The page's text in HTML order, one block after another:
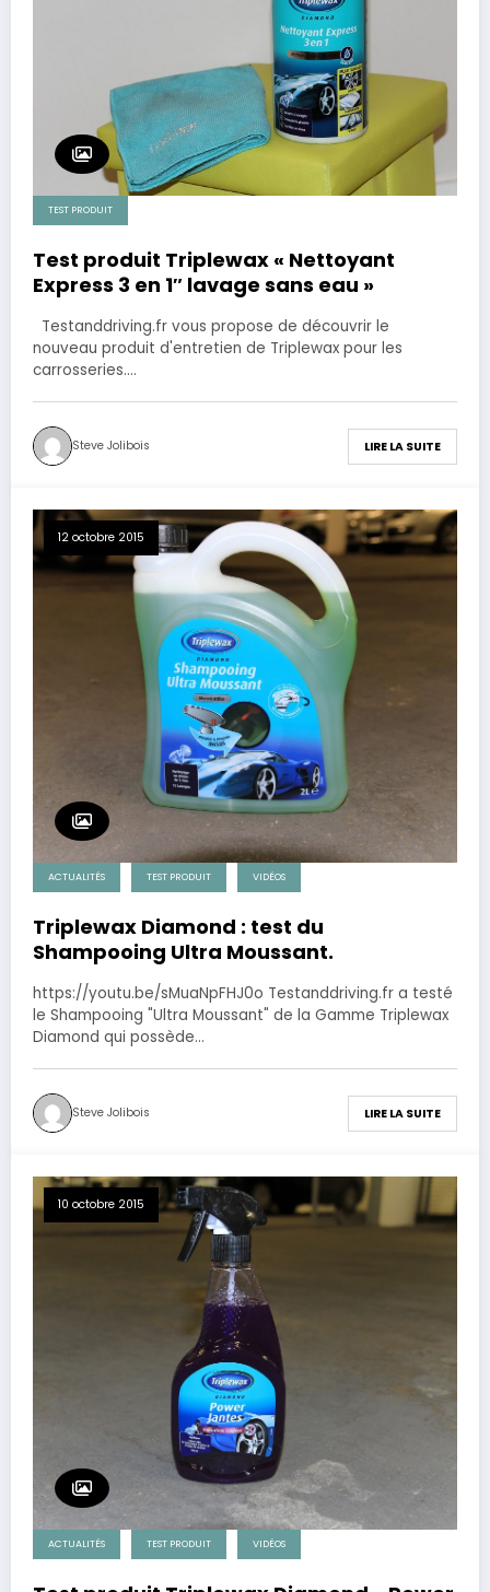
TEST PRODUIT
Test produit Triplewax « Nettoyant
Express 3 en 1″ lavage sans eau »
Testanddriving.fr vous propose de découvrir le
nouveau produit d'entretien de Triplewax pour les
carrosseries.…
Steve Jolibois LIRE LA SUITE
12 octobre 2015
ACTUALITÉS TEST PRODUIT VIDÉOS
Triplewax Diamond : test du
Shampooing Ultra Moussant.
https://youtu.be/sMuaNpFHJ0o Testanddriving.fr a testé
le Shampooing "Ultra Moussant" de la Gamme Triplewax
Diamond qui possède…
Steve Jolibois LIRE LA SUITE
10 octobre 2015
ACTUALITÉS TEST PRODUIT VIDÉOS